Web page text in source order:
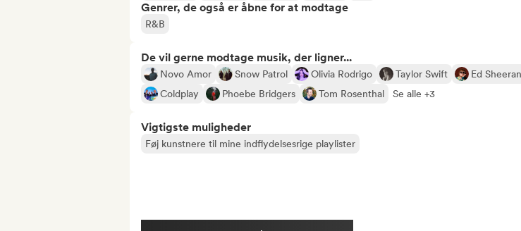
Genrer, de også er åbne for at modtage
R&B
De vil gerne modtage musik, der ligner...
Novo Amor Snow Patrol Olivia Rodrigo Taylor Swift
Ed Sheeran
Coldplay
Phoebe Bridgers Tom Rosenthal Se alle +3
Vigtigste muligheder
Føj kunstnere til mine indflydelsesrige playlister